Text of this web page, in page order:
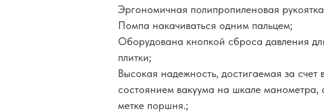
Эргономичная полипропиленовая
Помпа накачиваться одним пальцем;
Оборудована кнопкой сброса давления
плитки;
Высокая надежность, достигаемая за счет
состоянием вакуума на шкале манометра,
метке поршня.;